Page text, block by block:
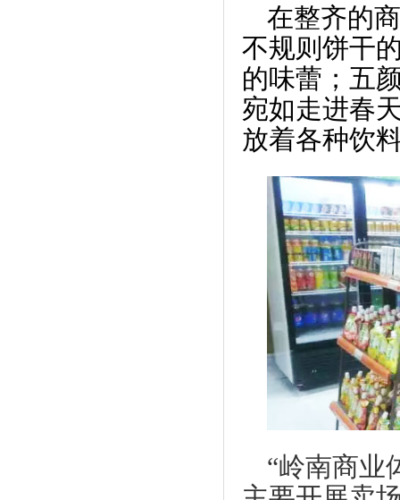
在整齐的
不规则饼干
的味蕾；五
宛如走进春
放着各种饮
“岭南商业